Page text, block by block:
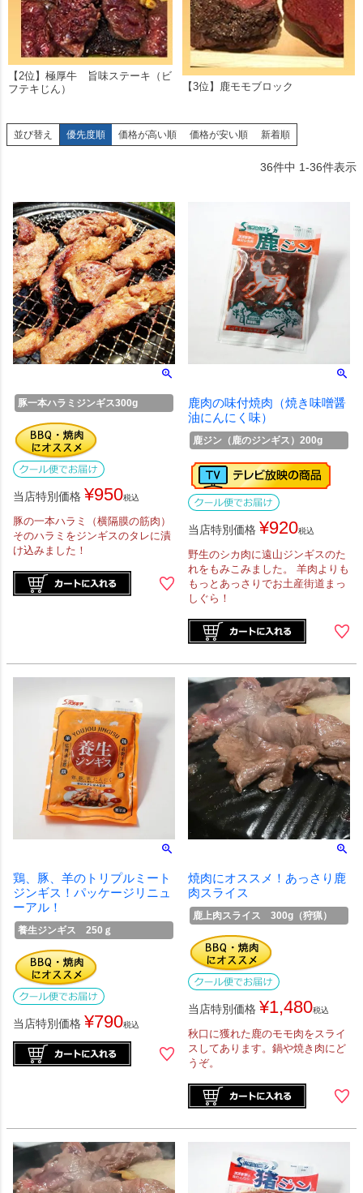
【2位】極厚牛 旨味ステーキ（ビ
フテキじん）
【3位】鹿モモブロック
並び替え 優先度順 価格が高い順 価格が安い順 新着順
36件中 1-36件表示
豚一本ハラミジンギス300g
当店特別価格 ¥950税込
豚の一本ハラミ（横隔膜の筋肉）
そのハラミをジンギスのタレに漬
け込みました！
鹿肉の味付焼肉（焼き味噌醤
油にんにく味）
鹿ジン（鹿のジンギス）200g
当店特別価格 ¥920税込
野生のシカ肉に遠山ジンギスのた
れをもみこみました。 羊肉よりも
もっとあっさりでお土産街道まっ
しぐら！
鶏、豚、羊のトリプルミート
ジンギス！パッケージリニュ
ーアル！
養生ジンギス 250ｇ
当店特別価格 ¥790税込
焼肉にオススメ！あっさり鹿
肉スライス
鹿上肉スライス 300g（狩猟）
当店特別価格 ¥1,480税込
秋口に獲れた鹿のモモ肉をスライ
スしてあります。鍋や焼き肉にど
うぞ。